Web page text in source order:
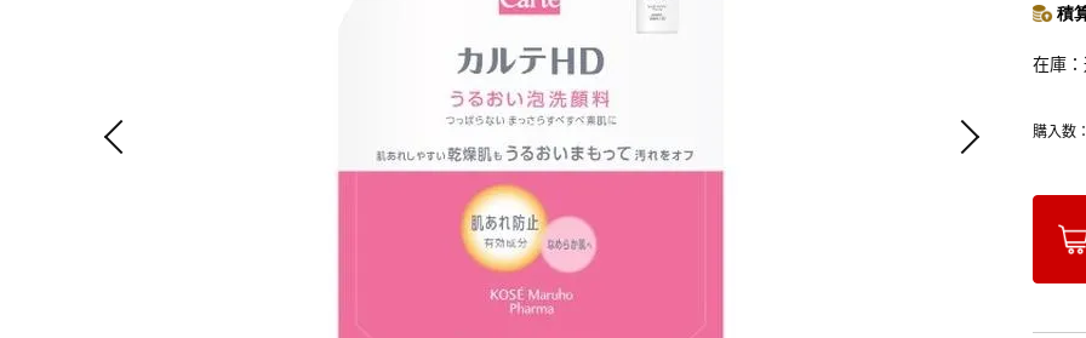
積
在庫
購入数：